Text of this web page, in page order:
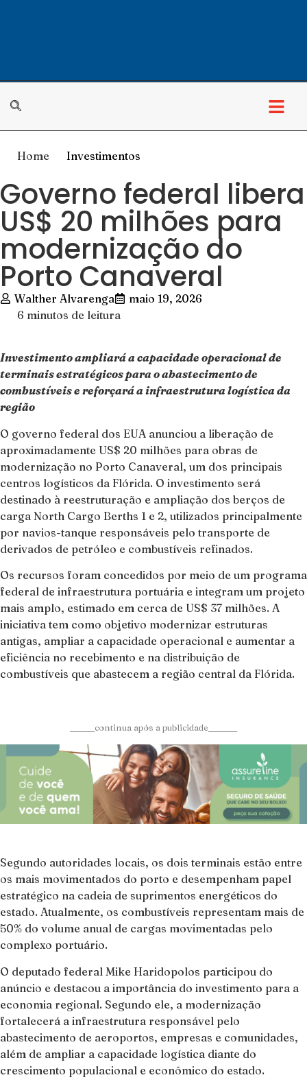
Home Investimentos
Governo federal libera
US$ 20 milhões para
modernização do
Porto Canaveral
Walther Alvarenga
maio 19, 2026
6 minutos de leitura
Investimento ampliará a capacidade operacional de
terminais estratégicos para o abastecimento de
combustíveis e reforçará a infraestrutura logística da
região
O governo federal dos EUA anunciou a liberação de
aproximadamente US$ 20 milhões para obras de
modernização no Porto Canaveral, um dos principais
centros logísticos da Flórida. O investimento será
destinado à reestruturação e ampliação dos berços de
carga North Cargo Berths 1 e 2, utilizados principalmente
por navios-tanque responsáveis pelo transporte de
derivados de petróleo e combustíveis refinados.
Os recursos foram concedidos por meio de um programa
federal de infraestrutura portuária e integram um projeto
mais amplo, estimado em cerca de US$ 37 milhões. A
iniciativa tem como objetivo modernizar estruturas
antigas, ampliar a capacidade operacional e aumentar a
eficiência no recebimento e na distribuição de
combustíveis que abastecem a região central da Flórida.
______continua após a publicidade_______
Segundo autoridades locais, os dois terminais estão entre
os mais movimentados do porto e desempenham papel
estratégico na cadeia de suprimentos energéticos do
estado. Atualmente, os combustíveis representam mais de
50% do volume anual de cargas movimentadas pelo
complexo portuário.
O deputado federal Mike Haridopolos participou do
anúncio e destacou a importância do investimento para a
economia regional. Segundo ele, a modernização
fortalecerá a infraestrutura responsável pelo
abastecimento de aeroportos, empresas e comunidades,
além de ampliar a capacidade logística diante do
crescimento populacional e econômico do estado.